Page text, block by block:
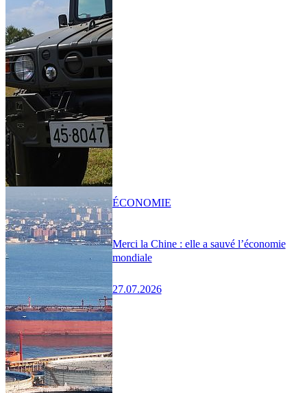
Merci la Chine : elle a sauvé l’économie
mondiale
27.07.2026
ÉCONOMIE